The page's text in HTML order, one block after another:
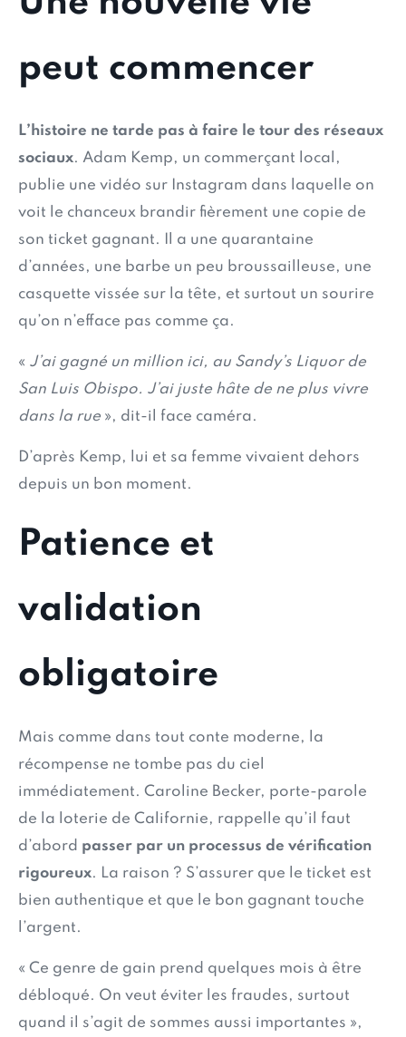
peut commencer
L’histoire ne tarde pas à faire le tour des réseaux
sociaux. Adam Kemp, un commerçant local,
publie une vidéo sur Instagram dans laquelle on
voit le chanceux brandir fièrement une copie de
son ticket gagnant. Il a une quarantaine
d’années, une barbe un peu broussailleuse, une
casquette vissée sur la tête, et surtout un sourire
qu’on n’efface pas comme ça.
« J’ai gagné un million ici, au Sandy’s Liquor de
San Luis Obispo. J’ai juste hâte de ne plus vivre
dans la rue », dit-il face caméra.
D’après Kemp, lui et sa femme vivaient dehors
depuis un bon moment.
Patience et
validation
obligatoire
Mais comme dans tout conte moderne, la
récompense ne tombe pas du ciel
immédiatement. Caroline Becker, porte-parole
de la loterie de Californie, rappelle qu’il faut
d’abord passer par un processus de vérification
rigoureux. La raison ? S’assurer que le ticket est
bien authentique et que le bon gagnant touche
l’argent.
« Ce genre de gain prend quelques mois à être
débloqué. On veut éviter les fraudes, surtout
quand il s’agit de sommes aussi importantes »,